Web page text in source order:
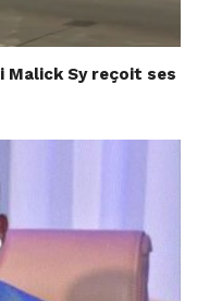
Malick Sy reçoit ses